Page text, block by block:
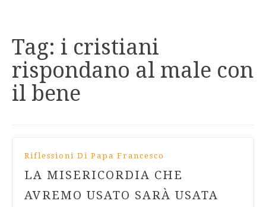
Tag: i cristiani
rispondano al male con
il bene
Riflessioni Di Papa Francesco
LA MISERICORDIA CHE
AVREMO USATO SARÀ USATA